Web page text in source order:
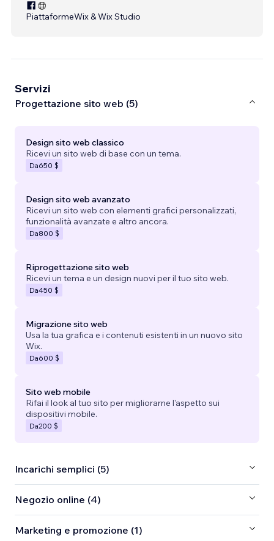
PiattaformeWix & Wix Studio
Servizi
Progettazione sito web (5)
Design sito web classico
Ricevi un sito web di base con un tema.
Da650 $
Design sito web avanzato
Ricevi un sito web con elementi grafici personalizzati,
funzionalità avanzate e altro ancora.
Da800 $
Riprogettazione sito web
Ricevi un tema e un design nuovi per il tuo sito web.
Da450 $
Migrazione sito web
Usa la tua grafica e i contenuti esistenti in un nuovo sito
Wix.
Da600 $
Sito web mobile
Rifai il look al tuo sito per migliorarne l'aspetto sui
dispositivi mobile.
Da200 $
Incarichi semplici (5)
Negozio online (4)
Marketing e promozione (1)